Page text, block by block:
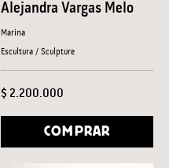
Alejandra Vargas Melo
Marina
Escultura / Sculpture
$ 2.200.000
COMPRAR